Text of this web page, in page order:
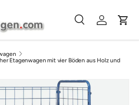
SucheEinloggen
Etagenwagen mit vier Böden aus Holz und